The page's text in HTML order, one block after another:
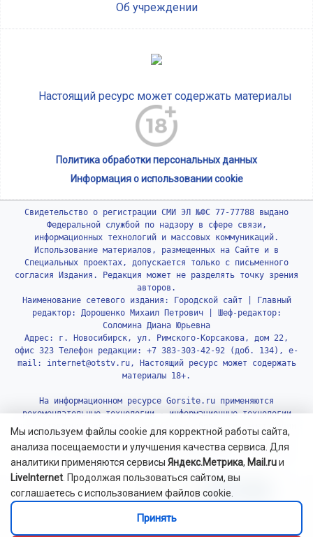
Мы используем файлы cookie для корректной работы сайта,
анализа посещаемости и улучшения качества сервиса. Для
аналитики применяются сервисы Яндекс.Метрика, Mail.ruи
LiveInternet . Продолжая пользоваться сайтом, вы
соглашаетесь с использованием файлов cookie.
Принять
Об учреждении
Настоящий ресурс может содержать материалы
Политика обработки персональных данных
Информация о использовании cookie
Свидетельство о регистрации СМИ ЭЛ №ФС 77-77788 выдано
Федеральной службой по надзору в сфере связи,
информационных технологий и массовых коммуникаций.
Использование материалов, размещенных на Сайте и в
Специальных проектах, допускается только с письменного
согласия Издания. Редакция может не разделять точку зрения
авторов.
Наименование сетевого издания: Городской сайт | Главный
редактор: Дорошенко Михаил Петрович | Шеф-редактор:
Соломина Диана Юрьевна
Адрес: г. Новосибирск, ул. Римского-Корсакова, дом 22,
офис 323 Телефон редакции: +7 383-303-42-92 (доб. 134), e-
mail: internet@otstv.ru, Настоящий ресурс может содержать
материалы 18+.
На информационном ресурсе Gorsite.ru применяются
рекомендательные технологии - информационные технологии
предоставления информации на основе сбора, систематизации
и анализа сведений, относящихся к предпочтениям
пользователей сети «Интернет», находящихся на территории
Российской Федерации.Подробнее.